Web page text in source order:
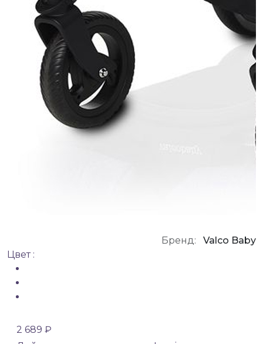
Бренд:
Valco Baby
Цвет :
2 689 ₽